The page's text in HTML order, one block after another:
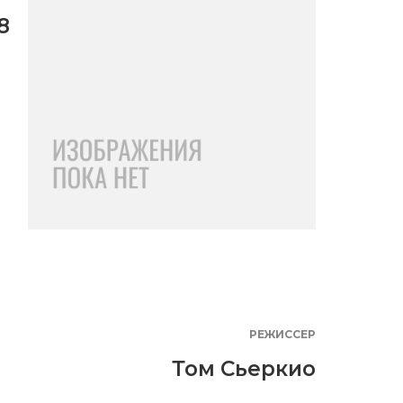
РЕЖИССЕР
Том Сьеркио